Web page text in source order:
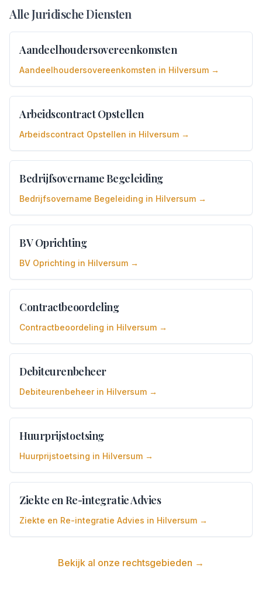
Alle Juridische Diensten
Aandeelhoudersovereenkomsten
Aandeelhoudersovereenkomsten in Hilversum →
Arbeidscontract Opstellen
Arbeidscontract Opstellen in Hilversum →
Bedrijfsovername Begeleiding
Bedrijfsovername Begeleiding in Hilversum →
BV Oprichting
BV Oprichting in Hilversum →
Contractbeoordeling
Contractbeoordeling in Hilversum →
Debiteurenbeheer
Debiteurenbeheerin Hilversum →
Huurprijstoetsing
Huurprijstoetsing in Hilversum →
Ziekte en Re-integratie Advies
Ziekte en Re-integratie Advies in Hilversum →
Bekijk al onze rechtsgebieden →